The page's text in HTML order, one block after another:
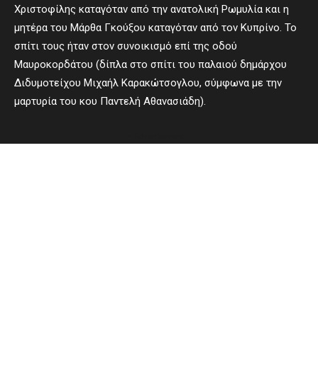
Χριστοφίλης καταγόταν από την ανατολική Ρωμυλία και η
μητέρα του Μάρθα Γκούξου καταγόταν από τον Κυπρίνο. Το
σπίτι τους ήταν στον συνοικισμό επί της οδού
Μαυροκορδάτου (δίπλα στο σπίτι του παλαιού δημάρχου
Διδυμοτείχου Μιχαήλ Καρακώτσογλου, σύμφωνα με την
μαρτυρία του κου Παντελή Αθανασιάδη).